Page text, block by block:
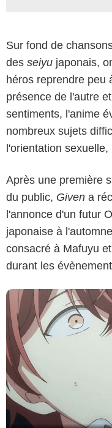
Sur fond de
des seiyu japonais,
héros reprendre peu
présence de l'autre
sentiments, l'anime
nombreux sujets
l'orientation
Après une première
du public, Given a
l'annonce d'un futur
japonaise à
consacré à Mafuyu
durant les